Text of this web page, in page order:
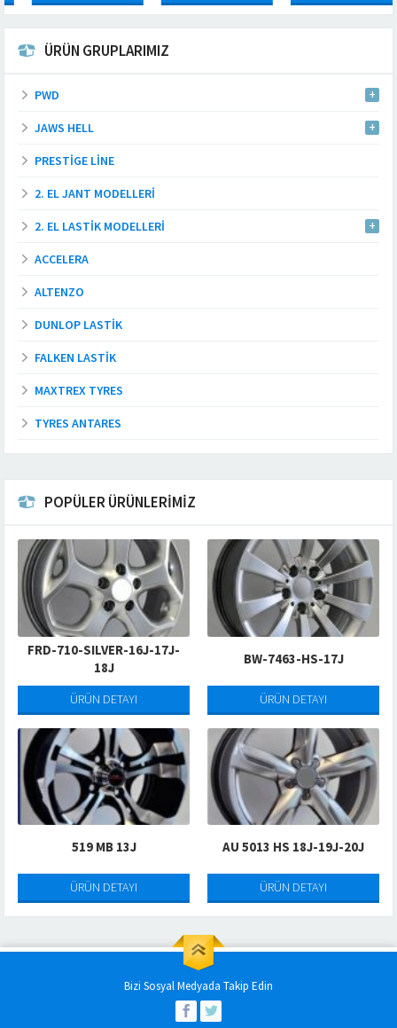
ÜRÜN GRUPLARIMIZ
PWD
JAWS HELL
PRESTIGE LINE
2. EL JANT MODELLERI
2. EL LASTIK MODELLERI
ACCELERA
ALTENZO
DUNLOP LASTIK
FALKEN LASTIK
MAXTREX TYRES
TYRES ANTARES
POPÜLER ÜRÜNLERİMİZ
FRD-710-SILVER-16J-17J-
18J
ÜRÜN DETAYI
BW-7463-HS-17J
ÜRÜN DETAYI
519 MB 13J
ÜRÜN DETAYI
AU 5013 HS 18J-19J-20J
ÜRÜN DETAYI
Bizi Sosyal Medyada Takip Edin